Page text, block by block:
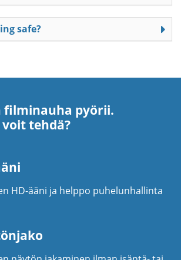
safe?
filminauha pyörii.
tehdä?
HD-ääni ja helppo puhelunhallinta